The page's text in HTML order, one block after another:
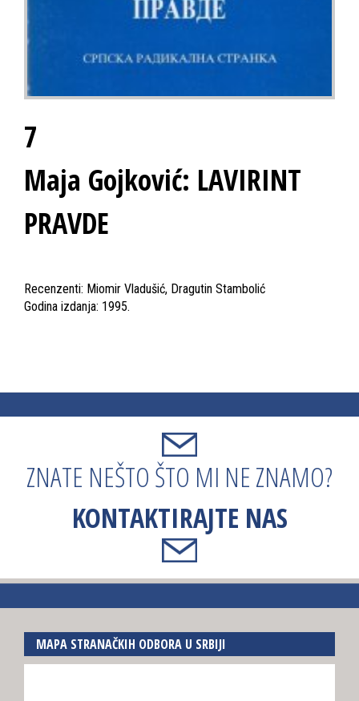
7
Maja Gojković: LAVIRINT
PRAVDE
Recenzenti: Miomir Vladušić, Dragutin Stambolić
Godina izdanja: 1995.
ZNATE NEŠTO ŠTO MI NE ZNAMO?
KONTAKTIRAJTE NAS
MAPA STRANAČKIH ODBORA U SRBIJI